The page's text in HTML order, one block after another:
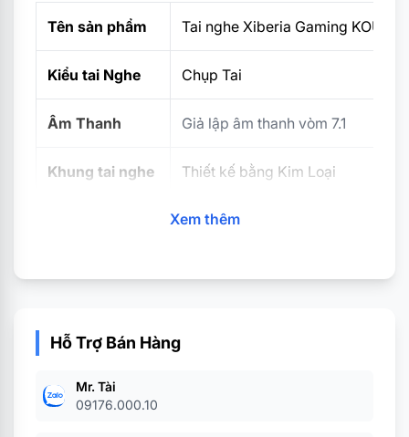
Tên sản phẩm Tai nghe Xiberia Gaming KOU
Kiểu tai Nghe Chụp Tai
Âm Thanh Giả lập âm thanh vòm 7.1
Khung tai nghe Thiết kế bằng Kim Loại
Chất liệu mềm mại, cảm giác êm
Trở Kháng
Xem thêm
Hỗ Trợ Bán Hàng
Mr. Tài
09176.000.10